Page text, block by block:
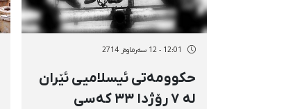
12:01 - 12 سەرماوەز 2714
حکوومەتی ئیسلامیی ئێران
لە ٧ رۆژدا ٣٣ کەسی